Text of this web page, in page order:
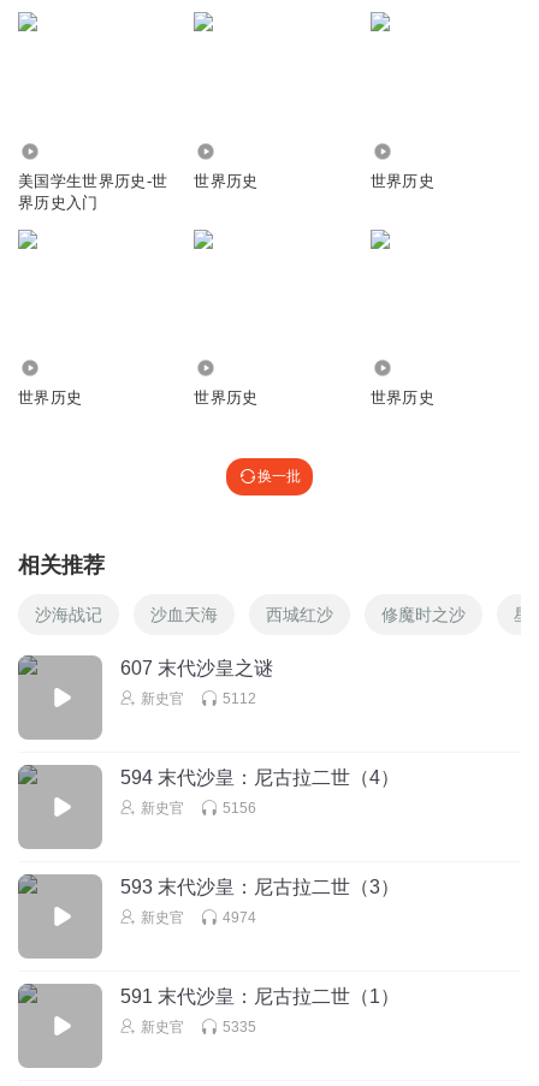
美国学生世界历史-世
界历史入门
世界历史 世界历史
世界历史 世界历史 世界历史
换一批
相关推荐
沙海战记 沙血天海 西城红沙 修魔时之沙 星
607 末代沙皇之谜
新史官 5112
594 末代沙皇：尼古拉二世（4）
新史官 5156
593 末代沙皇：尼古拉二世（3）
新史官 4974
591 末代沙皇：尼古拉二世（1）
新史官 5335